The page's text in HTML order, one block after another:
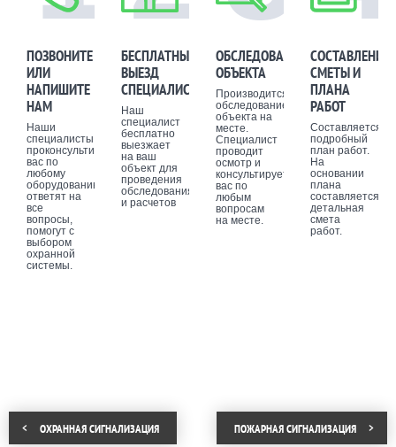
ПОЗВОНИТЕ
ИЛИ
НАПИШИТЕ
НАМ
Наши
специалисты
проконсультируют
вас по
любому
оборудованию,
ответят на
все
вопросы,
помогут с
выбором
охранной
системы.
БЕСПЛАТНЫЙ
ВЫЕЗД
СПЕЦИАЛИСТА
Наш
специалист
бесплатно
выезжает
на ваш
объект для
проведения
обследования
и расчетов
ОБСЛЕДОВАНИЕ
ОБЪЕКТА
Производится
обследование
объекта на
месте.
Специалист
проводит
осмотр и
консультирует
вас по
любым
вопросам
на месте.
СОСТАВЛЕНИЕ
СМЕТЫ И
ПЛАНА
РАБОТ
Составляется
подробный
план работ.
На
основании
плана
составляется
детальная
смета
работ.
ОХРАННАЯ СИГНАЛИЗАЦИЯ ПОЖАРНАЯ СИГНАЛИЗАЦИЯ